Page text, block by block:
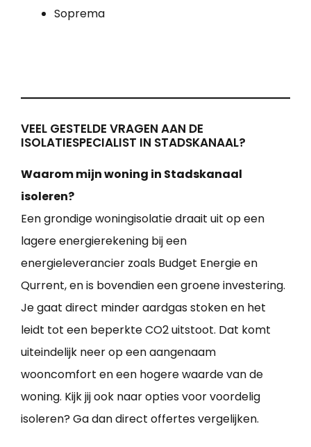
Soprema
VEEL GESTELDE VRAGEN AAN DE
ISOLATIESPECIALIST IN STADSKANAAL?
Waarom mijn woning in Stadskanaal
isoleren?
Een grondige woningisolatie draait uit op een
lagere energierekening bij een
energieleverancier zoals Budget Energie en
Qurrent, en is bovendien een groene investering.
Je gaat direct minder aardgas stoken en het
leidt tot een beperkte CO2 uitstoot. Dat komt
uiteindelijk neer op een aangenaam
wooncomfort en een hogere waarde van de
woning. Kijk jij ook naar opties voor voordelig
isoleren? Ga dan direct offertes vergelijken.